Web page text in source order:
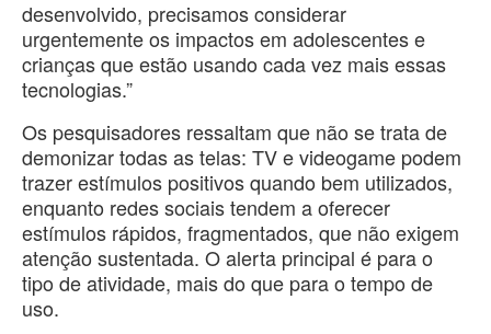
desenvolvido, precisamos considerar
urgentemente os impactos em adolescentes e
crianças que estão usando cada vez mais essas
tecnologias.”
Os pesquisadores ressaltam que não se trata de
demonizar todas as telas: TV e videogame podem
trazer estímulos positivos quando bem utilizados,
enquanto redes sociais tendem a oferecer
estímulos rápidos, fragmentados, que não exigem
atenção sustentada. O alerta principal é para o
tipo de atividade, mais do que para o tempo de
uso.